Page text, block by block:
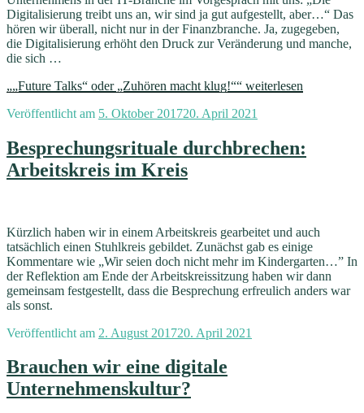
Digitalisierung treibt uns an, wir sind ja gut aufgestellt, aber…“ Das
hören wir überall, nicht nur in der Finanzbranche. Ja, zugegeben,
die Digitalisierung erhöht den Druck zur Veränderung und manche,
die sich …
„„Future Talks“ oder „Zuhören macht klug!““ weiterlesen
Veröffentlicht am 5. Oktober 201720. April 2021
Besprechungsrituale durchbrechen:
Arbeitskreis im Kreis
Kürzlich haben wir in einem Arbeitskreis gearbeitet und auch
tatsächlich einen Stuhlkreis gebildet. Zunächst gab es einige
Kommentare wie „Wir seien doch nicht mehr im Kindergarten…” In
der Reflektion am Ende der Arbeitskreissitzung haben wir dann
gemeinsam festgestellt, dass die Besprechung erfreulich anders war
als sonst.
Veröffentlicht am 2. August 201720. April 2021
Brauchen wir eine digitale
Unternehmenskultur?